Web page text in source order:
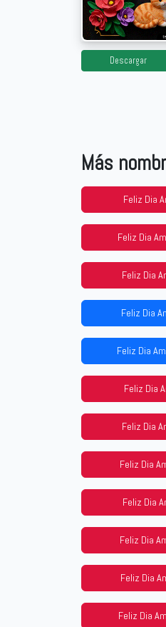
Descargar
Más
Feliz Dia
Feliz Dia
Feliz Dia
Feliz Dia
Feliz Dia
Feliz Dia
Feliz Dia
Feliz Dia
Feliz Dia
Feliz Dia
Feliz Dia
Feliz Dia